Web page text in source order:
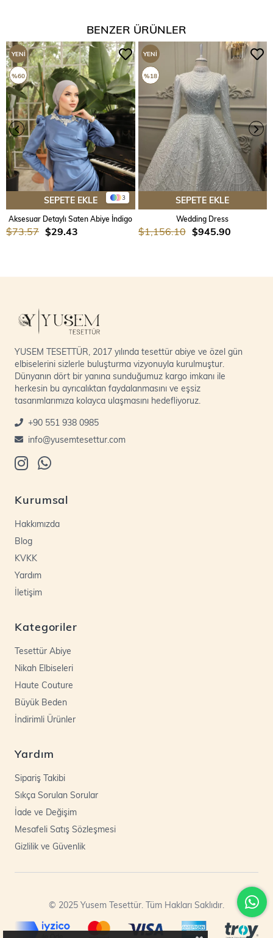
BENZER ÜRÜNLER
3
SEPETE EKLE
Aksesuar Detaylı Saten Abiye İndigo
$29.43
$73.57
YENI
ÜRÜN
%60
SEPETE EKLE
Wedding Dress
$945.90
$1,156.10
YENI
ÜRÜN
%18
YUSEM TESETTÜR, 2017 yılında tesettür abiye ve özel gün
elbiselerini sizlerle buluşturma vizyonuyla kurulmuştur.
Dünyanın dört bir yanına sunduğumuz kargo imkanı ile
herkesin bu ayrıcalıktan faydalanmasını ve eşsiz
tasarımlarımıza kolayca ulaşmasını hedefliyoruz.
+90 551 938 0985
info@yusemtesettur.com
Kurumsal
Hakkımızda
Blog
KVKK
Yardım
İletişim
Kategoriler
Tesettür Abiye
Nikah Elbiseleri
Haute Couture
Büyük Beden
İndirimli Ürünler
Yardım
Sipariş Takibi
Sıkça Sorulan Sorular
İade ve Değişim
Mesafeli Satış Sözleşmesi
Gizlilik ve Güvenlik
© 2025 Yusem Tesettür. Tüm Hakları Saklıdır.